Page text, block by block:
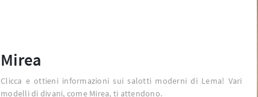
Mirea
Clicca e ottieni informazioni sui salotti moderni di Lema! Vari
modelli di divani, come Mirea, ti attendono.